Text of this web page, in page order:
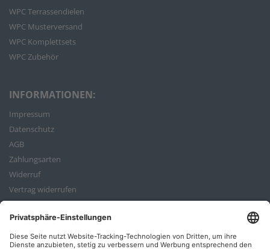
WPC Terrassendielen
WPC Musterversand
WPC Komplettsets
WPC Zubehör
INFORMATIONEN:
Impressum
Datenschutz
AGB
Zahlungsarten
Widerruf
Vertrag widerrufen
Bestellvorgang
ZAHLUNGSARTEN: